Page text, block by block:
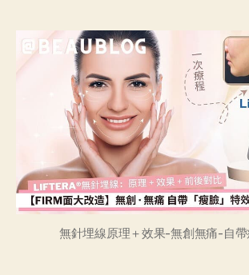
無針埋線原理＋效果-無創無痛-自